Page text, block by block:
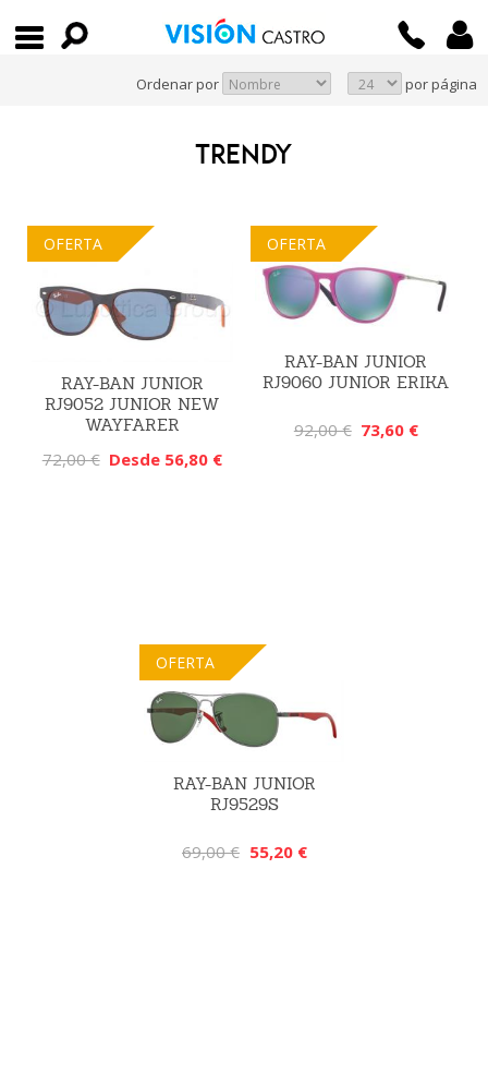
Ordenar por por página
TRENDY
OFERTA
RAY-BAN JUNIOR
RJ9052 JUNIOR NEW
WAYFARER
72,00 € Desde 56,80 €
OFERTA
RAY-BAN JUNIOR
RJ9060 JUNIOR ERIKA
92,00 € 73,60 €
OFERTA
RAY-BAN JUNIOR
RJ9529S
69,00 € 55,20 €